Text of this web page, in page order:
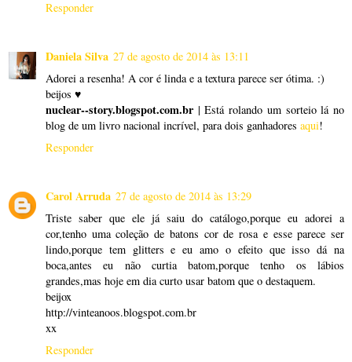
Responder
Daniela Silva 27 de agosto de 2014 às 13:11
Adorei a resenha! A cor é linda e a textura parece ser ótima. :)
beijos ♥
nuclear--story.blogspot.com.br| Está rolando um sorteio lá no
blog de um livro nacional incrível, para dois ganhadores aqui!
Responder
Carol Arruda 27 de agosto de 2014 às 13:29
Triste saber que ele já saiu do catálogo,porque eu adorei a
cor,tenho uma coleção de batons cor de rosa e esse parece ser
lindo,porque tem glitters e eu amo o efeito que isso dá na
boca,antes eu não curtia batom,porque tenho os lábios
grandes,mas hoje em dia curto usar batom que o destaquem.
beijox
http://vinteanoos.blogspot.com.br
xx
Responder